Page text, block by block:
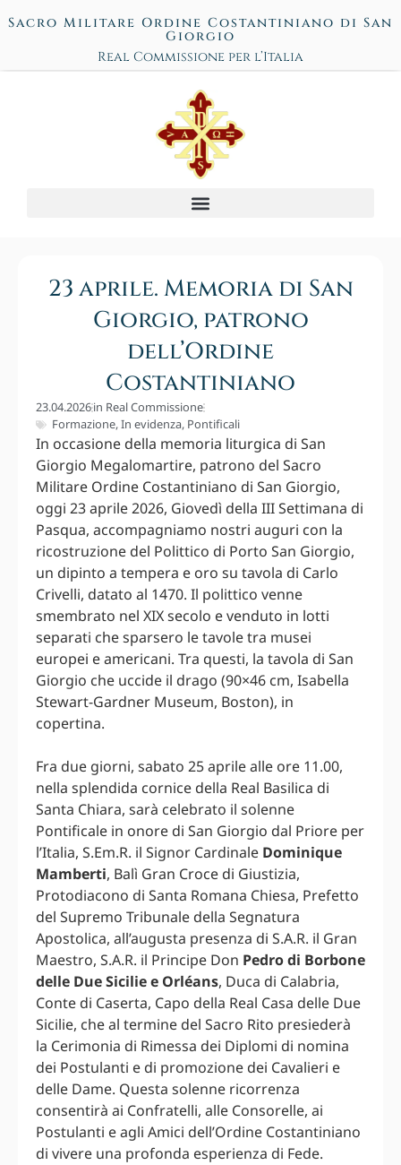
Sacro Militare Ordine Costantiniano di San
Giorgio
Real Commissione per l’Italia
23 aprile. Memoria di San
Giorgio, patrono
dell’Ordine
Costantiniano
23.04.2026in Real Commissione
Formazione,In evidenza, Pontificali
In occasione della memoria liturgica di San
Giorgio Megalomartire, patrono del Sacro
Militare Ordine Costantiniano di San Giorgio,
oggi 23 aprile 2026, Giovedì della III Settimana di
Pasqua, accompagniamo nostri auguri con la
ricostruzione del Polittico di Porto San Giorgio,
un dipinto a tempera e oro su tavola di Carlo
Crivelli, datato al 1470. Il polittico venne
smembrato nel XIX secolo e venduto in lotti
separati che sparsero le tavole tra musei
europei e americani. Tra questi, la tavola di San
Giorgio che uccide il drago (90×46 cm, Isabella
Stewart-Gardner Museum, Boston), in
copertina.
Fra due giorni, sabato 25 aprile alle ore 11.00,
nella splendida cornice della Real Basilica di
Santa Chiara, sarà celebrato il solenne
Pontificale in onore di San Giorgio dal Priore per
l’Italia, S.Em.R. il Signor Cardinale Dominique
Mamberti, Balì Gran Croce di Giustizia,
Protodiacono di Santa Romana Chiesa, Prefetto
del Supremo Tribunale della Segnatura
Apostolica, all’augusta presenza di S.A.R. il Gran
Maestro, S.A.R. il Principe Don Pedro di Borbone
delle Due Sicilie e Orléans, Duca di Calabria,
Conte di Caserta, Capo della Real Casa delle Due
Sicilie, che al termine del Sacro Rito presiederà
la Cerimonia di Rimessa dei Diplomi di nomina
dei Postulanti e di promozione dei Cavalieri e
delle Dame. Questa solenne ricorrenza
consentirà ai Confratelli, alle Consorelle, ai
Postulanti e agli Amici dell’Ordine Costantiniano
di vivere una profonda esperienza di Fede.